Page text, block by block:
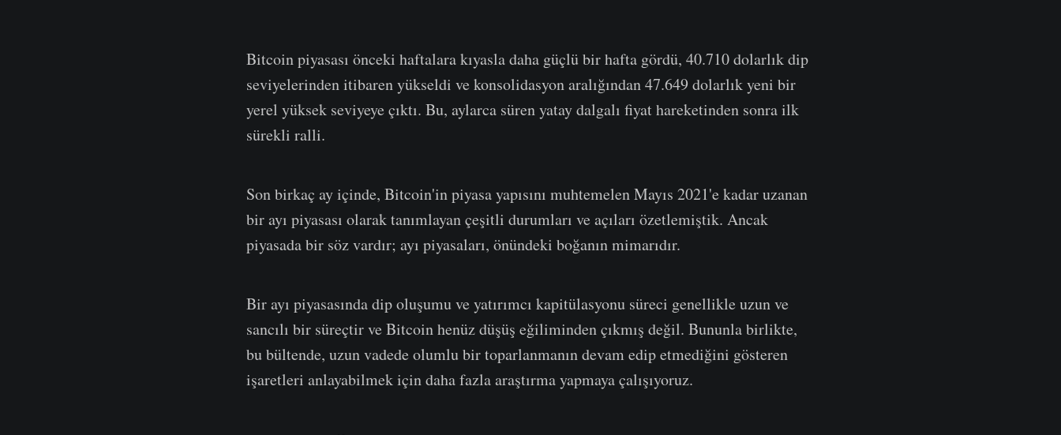
Bitcoin piyasası önceki haftalara kıyasla daha güçlü bir hafta gördü, 40.710 dolarlık dip
seviyelerinden itibaren yükseldi ve konsolidasyon aralığından 47.649 dolarlık yeni bir
yerel yüksek seviyeye çıktı. Bu, aylarca süren yatay dalgalı fiyat hareketinden sonra ilk
sürekli ralli.
Son birkaç ay içinde, Bitcoin'in piyasa yapısını muhtemelen Mayıs 2021'e kadar uzanan
bir ayı piyasası olarak tanımlayan çeşitli durumları ve açıları özetlemiştik. Ancak
piyasada bir söz vardır; ayı piyasaları, önündeki boğanın mimarıdır.
Bir ayı piyasasında dip oluşumu ve yatırımcı kapitülasyonu süreci genellikle uzun ve
sancılı bir süreçtir ve Bitcoin henüz düşüş eğiliminden çıkmış değil. Bununla birlikte,
bu bültende, uzun vadede olumlu bir toparlanmanın devam edip etmediğini gösteren
işaretleri anlayabilmek için daha fazla araştırma yapmaya çalışıyoruz.